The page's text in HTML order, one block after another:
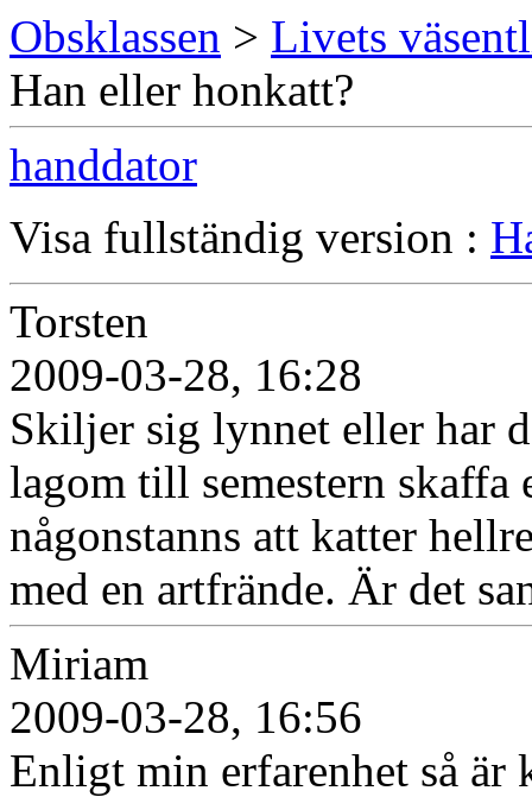
Obsklassen > Livets
Han eller honkatt?
handdator
Visa fullständig version :
Torsten
2009-03-28, 16:28
Skiljer sig lynnet eller har
lagom till semestern skaffa
någonstanns att katter
med en artfrände. Är det
Miriam
2009-03-28, 16:56
Enligt min erfarenhet så är